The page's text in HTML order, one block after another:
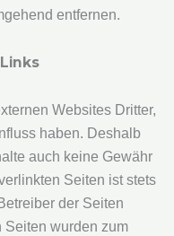
entfernen.
Websites Dritter,
haben. Deshalb
auch keine Gewähr
Seiten ist stets
der Seiten
Seiten wurden zum